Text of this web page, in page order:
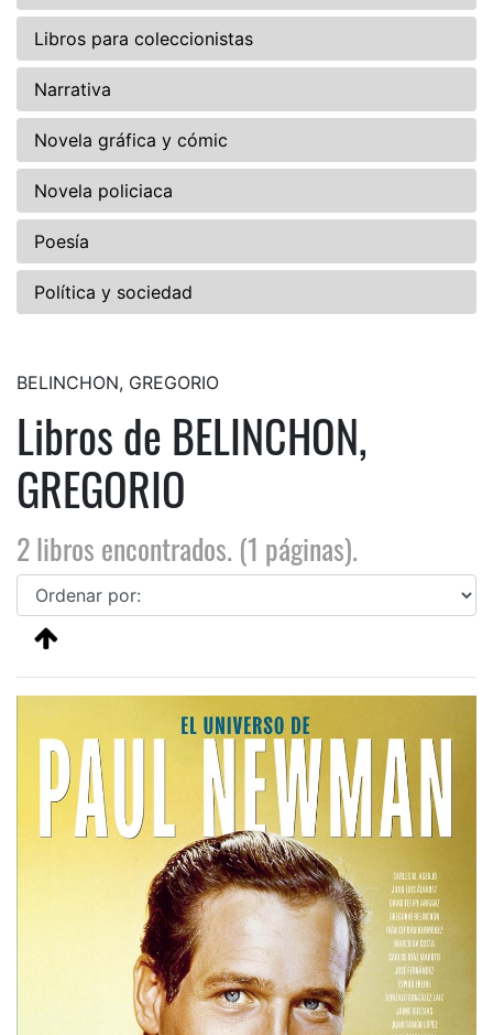
Libros para coleccionistas
Narrativa
Novela gráfica y cómic
Novela policiaca
Poesía
Política y sociedad
BELINCHON, GREGORIO
Libros de BELINCHON,
GREGORIO
2 libros encontrados. (1 páginas).